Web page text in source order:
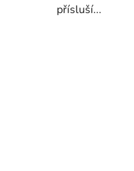
přísluší...